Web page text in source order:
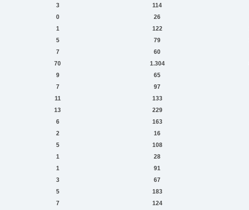
3 114
0 26
1 122
5 79
7 60
70 1.304
9 65
7 97
11 133
13 229
6 163
2 16
5 108
1 28
1 91
3 67
5 183
7 124